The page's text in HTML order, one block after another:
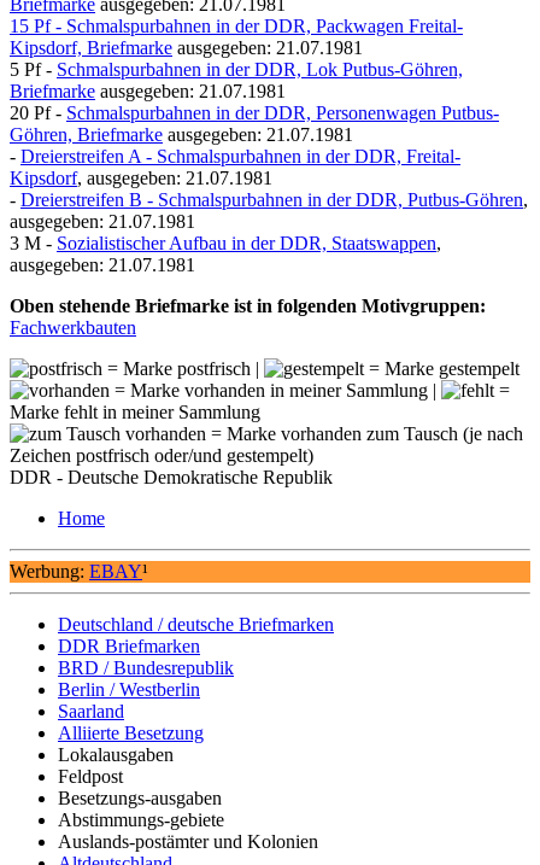
15 Pf - Schmalspurbahnen in der DDR, Packwagen Freital-
Kipsdorf, Briefmarke ausgegeben: 21.07.1981
5 Pf - Schmalspurbahnen in der DDR, Lok Putbus-Göhren,
Briefmarke ausgegeben: 21.07.1981
20 Pf - Schmalspurbahnen in der DDR, Personenwagen Putbus-
Göhren, Briefmarke ausgegeben: 21.07.1981
- Dreierstreifen A - Schmalspurbahnen in der DDR, Freital-
Kipsdorf, ausgegeben: 21.07.1981
- Dreierstreifen B - Schmalspurbahnen in der DDR, Putbus-Göhren,
ausgegeben: 21.07.1981
3 M - Sozialistischer Aufbau in der DDR, Staatswappen,
ausgegeben: 21.07.1981
Oben stehende Briefmarke ist in folgenden Motivgruppen:
Fachwerkbauten
= Marke postfrisch |
= Marke gestempelt
= Marke vorhanden in meiner Sammlung |
=
Marke fehlt in meiner Sammlung
= Marke vorhanden zum Tausch (je nach
Zeichen postfrisch oder/und gestempelt)
DDR - Deutsche Demokratische Republik
Home
Werbung: EBAY¹
Deutschland / deutsche Briefmarken
DDR Briefmarken
BRD / Bundesrepublik
Berlin / Westberlin
Saarland
Alliierte Besetzung
Lokalausgaben
Feldpost
Besetzungs-ausgaben
Abstimmungs-gebiete
Auslands-postämter und Kolonien